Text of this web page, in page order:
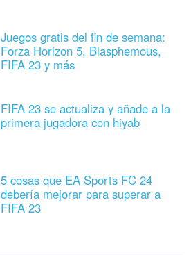
Juegos gratis del fin de semana:
Forza Horizon 5, Blasphemous,
FIFA 23 y más
FIFA 23 se actualiza y añade a la
primera jugadora con hiyab
5 cosas que EA Sports FC 24
debería mejorar para superar a
FIFA 23